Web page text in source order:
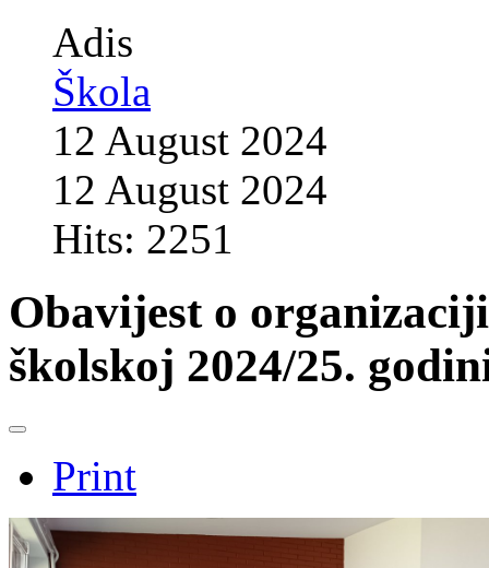
Adis
Škola
12 August 2024
12 August 2024
Hits: 2251
Obavijest o
školskoj 2024/25.
Print